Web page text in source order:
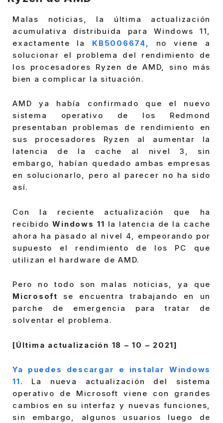
Malas noticias, la última actualización
acumulativa distribuida para Windows 11,
exactamente la KB5006674 , no viene a
solucionar el problema del rendimiento de
los procesadores Ryzen de AMD, sino más
bien a complicar la situación.
AMD ya había confirmado que el nuevo
sistema operativo de los Redmond
presentaban problemas de rendimiento en
sus procesadores Ryzen al aumentar la
latencia de la cache al nivel 3, sin
embargo, habían quedado ambas empresas
en solucionarlo, pero al parecer no ha sido
así.
Con la reciente actualización que ha
recibido Windows 11 la latencia de la cache
ahora ha pasado al nivel 4, empeorando por
supuesto el rendimiento de los PC que
utilizan el hardware de AMD.
Pero no todo son malas noticias, ya que
Microsoft se encuentra trabajando en un
parche de emergencia para tratar de
solventar el problema.
[Última actualización 18 – 10 – 2021]
Ya puedes descargar e instalar Windows
11. La nueva actualización del sistema
operativo de Microsoft viene con grandes
cambios en su interfaz y nuevas funciones,
sin embargo, algunos usuarios luego de